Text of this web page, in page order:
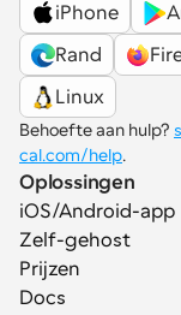
iPhone
Rand
Linux
Behoefte aan hulp?
cal.com/help.
Oplossingen
iOS/Android-app
Zelf-gehost
Prijzen
Docs